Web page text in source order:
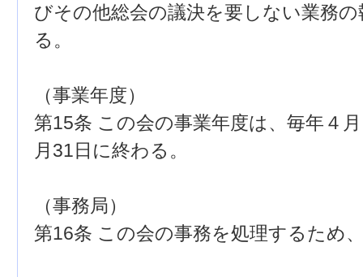
びその他総会の議決を要しない業務
る。
（事業年度）
第15条 この会の事業年度は、毎年４
月31日に終わる。
（事務局）
第16条 この会の事務を処理するため